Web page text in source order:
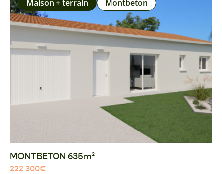
Maison + terrain Montbeton
MONTBETON 635m²
222 300€